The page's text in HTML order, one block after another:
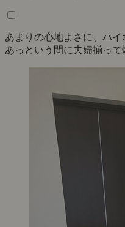
あまりの心地よさに、ハ
あっという間に夫婦揃って